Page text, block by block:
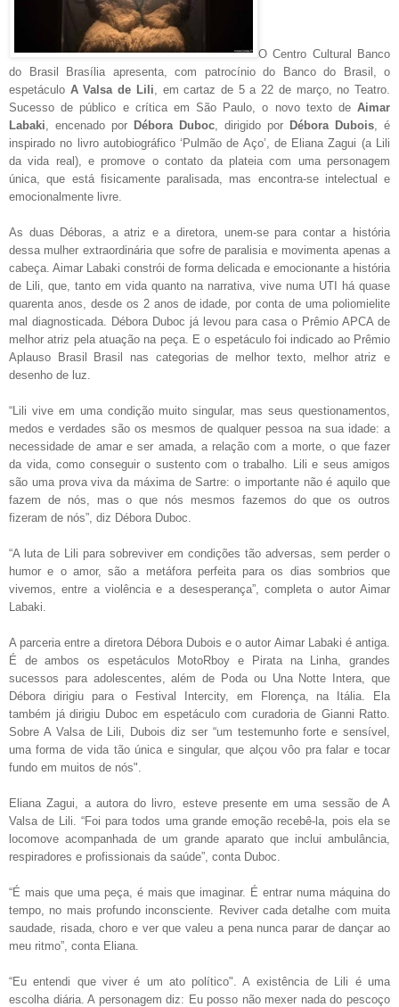
O Centro Cultural Banco
do Brasil Brasília apresenta, com patrocínio do Banco do Brasil, o
espetáculo A Valsa de Lili , em cartaz de 5 a 22 de março, no Teatro.
Sucesso de público e crítica em São Paulo, o novo texto de Aimar
Labaki , encenado por Débora Duboc , dirigido por Débora Dubois , é
inspirado no livro autobiográfico ‘Pulmão de Aço’, de Eliana Zagui (a Lili
da vida real), e promove o contato da plateia com uma personagem
única, que está fisicamente paralisada, mas encontra-se intelectual e
emocionalmente livre.
As duas Déboras, a atriz e a diretora, unem-se para contar a história
dessa mulher extraordinária que sofre de paralisia e movimenta apenas a
cabeça. Aimar Labaki constrói de forma delicada e emocionante a história
de Lili, que, tanto em vida quanto na narrativa, vive numa UTI há quase
quarenta anos, desde os 2 anos de idade, por conta de uma poliomielite
mal diagnosticada. Débora Duboc já levou para casa o Prêmio APCA de
melhor atriz pela atuação na peça. E o espetáculo foi indicado ao Prêmio
Aplauso Brasil Brasil nas categorias de melhor texto, melhor atriz e
desenho de luz.
“Lili vive em uma condição muito singular, mas seus questionamentos,
medos e verdades são os mesmos de qualquer pessoa na sua idade: a
necessidade de amar e ser amada, a relação com a morte, o que fazer
da vida, como conseguir o sustento com o trabalho. Lili e seus amigos
são uma prova viva da máxima de Sartre: o importante não é aquilo que
fazem de nós, mas o que nós mesmos fazemos do que os outros
fizeram de nós”, diz Débora Duboc.
“A luta de Lili para sobreviver em condições tão adversas, sem perder o
humor e o amor, são a metáfora perfeita para os dias sombrios que
vivemos, entre a violência e a desesperança”, completa o autor Aimar
Labaki.
A parceria entre a diretora Débora Dubois e o autor Aimar Labaki é antiga.
É de ambos os espetáculos MotoRboy e Pirata na Linha, grandes
sucessos para adolescentes, além de Poda ou Una Notte Intera, que
Débora dirigiu para o Festival Intercity, em Florença, na Itália. Ela
também já dirigiu Duboc em espetáculo com curadoria de Gianni Ratto.
Sobre A Valsa de Lili, Dubois diz ser “um testemunho forte e sensível,
uma forma de vida tão única e singular, que alçou vôo pra falar e tocar
fundo em muitos de nós".
Eliana Zagui, a autora do livro, esteve presente em uma sessão de A
Valsa de Lili. “Foi para todos uma grande emoção recebê-la, pois ela se
locomove acompanhada de um grande aparato que inclui ambulância,
respiradores e profissionais da saúde”, conta Duboc.
“É mais que uma peça, é mais que imaginar. É entrar numa máquina do
tempo, no mais profundo inconsciente. Reviver cada detalhe com muita
saudade, risada, choro e ver que valeu a pena nunca parar de dançar ao
meu ritmo”, conta Eliana.
“Eu entendi que viver é um ato político". A existência de Lili é uma
escolha diária. A personagem diz: Eu posso não mexer nada do pescoço